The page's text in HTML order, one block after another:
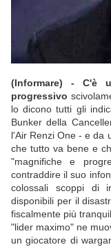
(Informare) - C'è
progressivo
lo dicono tutti gli
Bunker della
l'Air Renzi One - e da
che tutto va bene e
"magnifiche e
contraddire il suo
colossali scoppi di
disponibili per il
fiscalmente più
"lider maximo" ne
un giocatore di